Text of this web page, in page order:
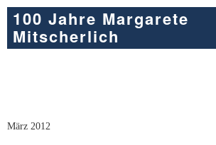
100 Jahre Margarete
Mitscherlich
März 2012